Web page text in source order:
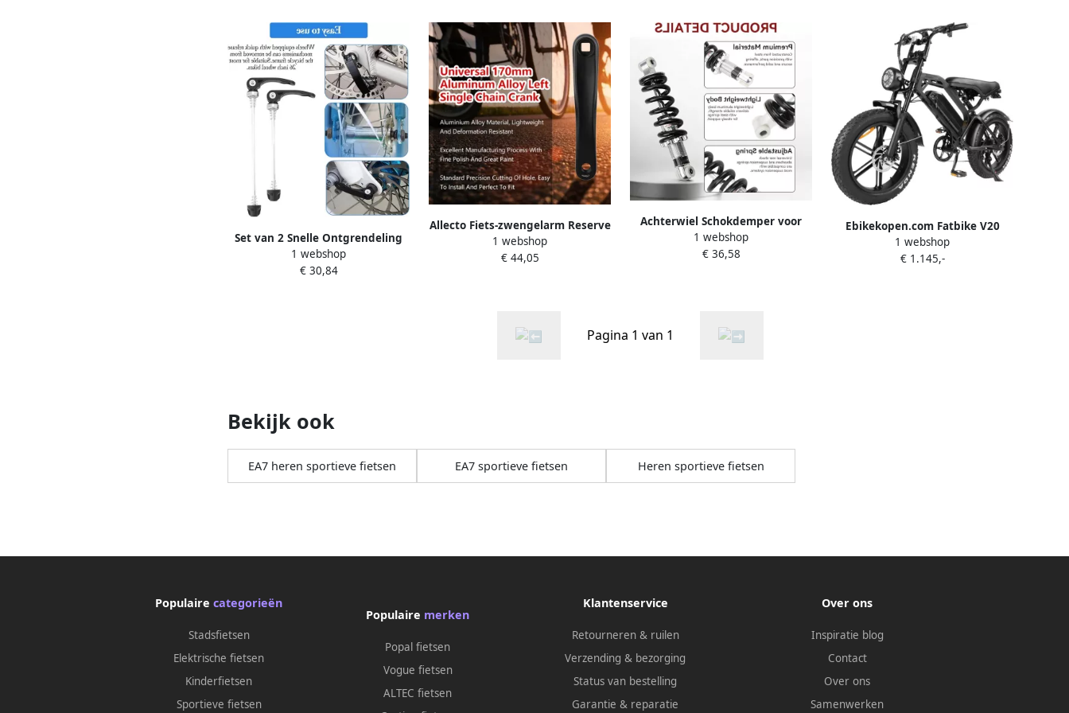
Set van 2 Snelle Ontgrendeling
Skewers voor Fietsen Geschikt
voor 66cm Wielen Voor- en
1 webshop
€ 30,84
Allecto Fiets-zwengelarm Reserve
fiets-pedaalarm Zwart
Fietskrankstel Geschikt voor
1 webshop
€ 44,05
Achterwiel Schokdemper voor
Mountainbikes 190 mm
Universele Schokdemper en Veer
1 webshop
€ 36,58
Ebikekopen.com Fatbike V20
Comfort Rijklaar Lage opstap
Nieuwste Model Hydraulische
1 webshop
€ 1.145,-
Pagina 1 van 1
Bekijk ook
EA7 heren sportieve fietsen EA7 sportieve fietsen Heren sportieve fietsen
Populairecategorieën
Stadsfietsen
Elektrische fietsen
Kinderfietsen
Sportieve fietsen
Populaire merken
Popal fietsen
Vogue fietsen
ALTEC fietsen
Klantenservice
Retourneren & ruilen
Verzending & bezorging
Status van bestelling
Garantie & reparatie
Over ons
Inspiratie blog
Contact
Over ons
Samenwerken